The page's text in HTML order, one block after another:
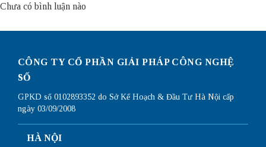
Chưa có bình luận nào
CÔNG TY CỔ PHẦN GIẢI PHÁP CÔNG NGHỆ
SỐ
GPKD số 0102893352 do Sở Kế Hoạch & Đầu Tư Hà Nội cấp
ngày 03/09/2008
HÀ NỘI